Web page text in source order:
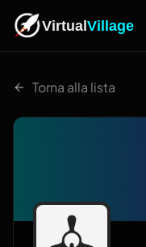
VirtualVillage
Torna alla lista